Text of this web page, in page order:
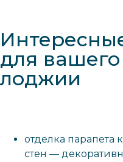
для
лоджии
отделка парапета
стен —